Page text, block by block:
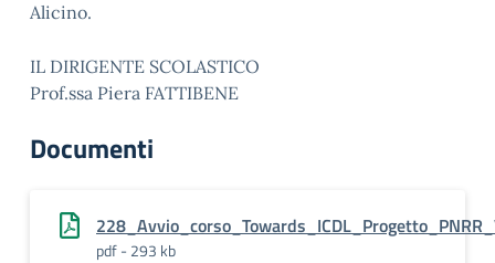
Alicino.
IL DIRIGENTE SCOLASTICO
Prof.ssa Piera FATTIBENE
Documenti
pdf - 293 kb